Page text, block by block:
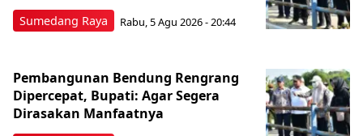
Sumedang Raya Rabu, 5 Agu 2026 - 20:44
Pembangunan Bendung Rengrang
Dipercepat, Bupati: Agar Segera
Dirasakan Manfaatnya